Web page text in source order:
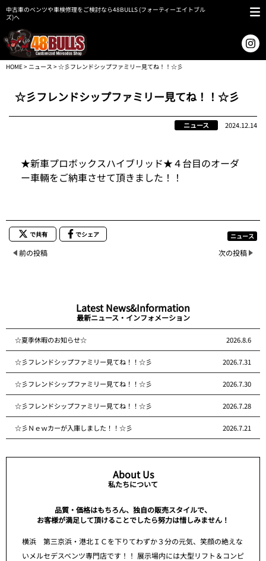
中古車のベンツや車検修理をご検討なら48BULLS (フォーティーエイトブル
ズ)へ
HOME> ニュース > ☆彡フレンドシップファミリー見てね！！☆彡
☆彡フレンドシップファミリー見てね！！☆彡
ニュース 2024.12.14
★新車プロボックスハイブリッド★４台目のオーダ
ー車輛をご納車させて頂きました！！
で共有 でシェア ニュース
前の投稿 次の投稿
Latest News&Information
最新ニュース・インフォメーション
☆夏季休暇のお知らせ☆ 2026.8.6
☆彡フレンドシップファミリー見てね！！☆彡 2026.7.31
☆彡フレンドシップファミリー見てね！！☆彡 2026.7.30
☆彡フレンドシップファミリー見てね！！☆彡 2026.7.28
☆彡Ｎｅｗカーが入庫しました！！☆彡 2026.7.21
About Us
私たちについて
品質・価格はもちろん、独自の販売スタイルで、
お客様が満足して頂けることでしたら努力は惜しみません！
横浜 第三京浜・港北ＩＣを下りてわずか３分の元気、笑顔の絶えな
いメルセデスベンツ専門店です！！ 展示場内には大型リフト＆コンピ